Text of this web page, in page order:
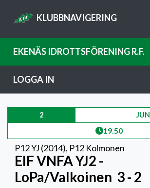
KLUBBNAVIGERING
EKENÄS IDROTTSFÖRENING R.F.
LOGGA IN
2 JUN
19.50
P12 YJ (2014), P12 Kolmonen
EIF VNFA YJ2 -
LoPa/Valkoinen 3 - 2